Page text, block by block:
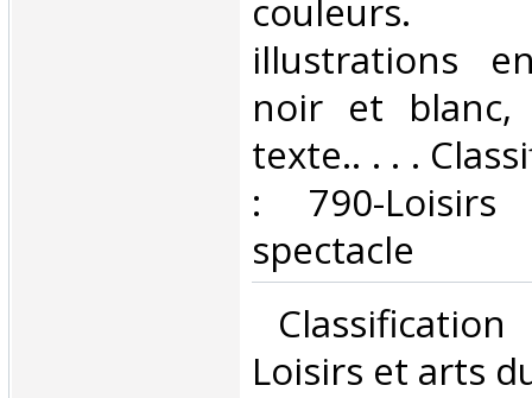
couleurs.
illustrations
noir et
texte.. . . .
: 790-
spectacle‎
Loisirs et arts